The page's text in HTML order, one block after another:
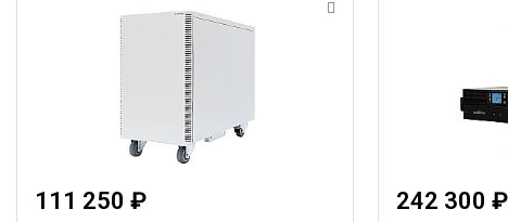
111 250 ₽ 242 300 ₽